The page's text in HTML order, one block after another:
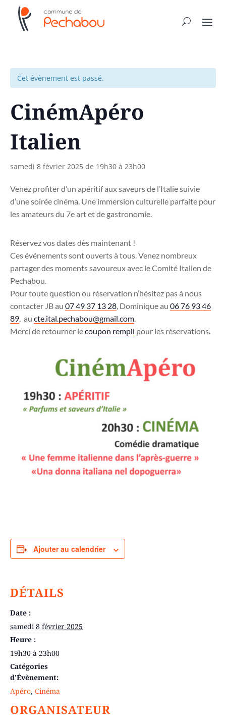
Cet évènement est passé.
CinémApéro
Italien
samedi 8 février 2025 de 19h30 à 23h00
Venez profiter d’un apéritif aux saveurs de l’Italie suivie
d’une soirée cinéma. Une immersion culturelle parfaite pour
les amateurs du 7e art et de gastronomie.
Réservez vos dates dès maintenant !
Ces événements sont ouverts à tous. Venez nombreux
partager des moments savoureux avec le Comité Italien de
Pechabou.
Pour toute question ou réservation n’hésitez pas à nous
contacter JB au 07 49 37 13 28 , Dominique au 06 76 93 46
89 , au cte.ital.pechabou@gmail.com
Merci de retourner lecoupon rempli pour les réservations.
Ajouter au calendrier
DÉTAILS
Date :
samedi 8 février 2025
Heure :
19h30 à 23h00
Catégories
d’Évènement:
Apéro, Cinéma
ORGANISATEUR